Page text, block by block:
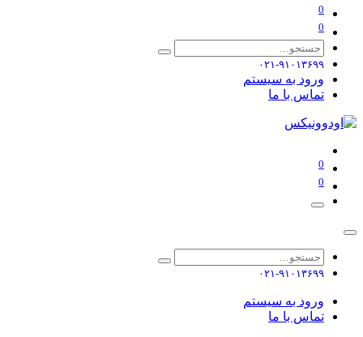
0
0
۰۲۱-۹۱۰۱۳۶۹۹
ورود به سیستم
تماس با ما
0
0
۰۲۱-۹۱۰۱۳۶۹۹
ورود به سیستم
تماس با ما